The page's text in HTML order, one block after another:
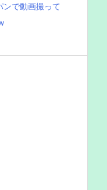
ンで動画撮って